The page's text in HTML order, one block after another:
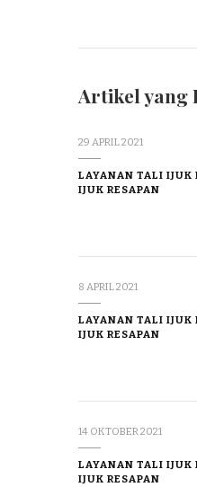
Artikel yang
29 APRIL 2021
LAYANAN TALI IJUK
IJUK RESAPAN
8 APRIL 2021
LAYANAN TALI IJUK
IJUK RESAPAN
14 OKTOBER 2021
LAYANAN TALI IJUK
IJUK RESAPAN